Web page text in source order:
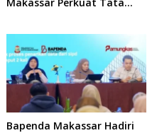
Makassar Perkuat Tata
Bapenda Makassar Hadiri